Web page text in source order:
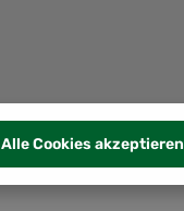
Alle Cookies akzeptieren